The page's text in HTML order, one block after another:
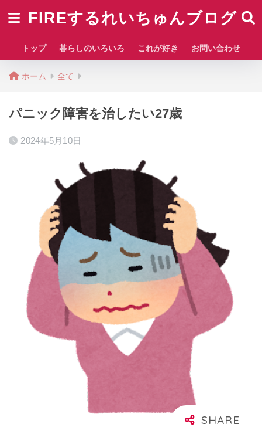
FIREするれいちゅんブログ
トップ 暮らしのいろいろ これが好き お問い合わせ
ホーム 全て
パニック障害を治したい27歳
2024年5月10日